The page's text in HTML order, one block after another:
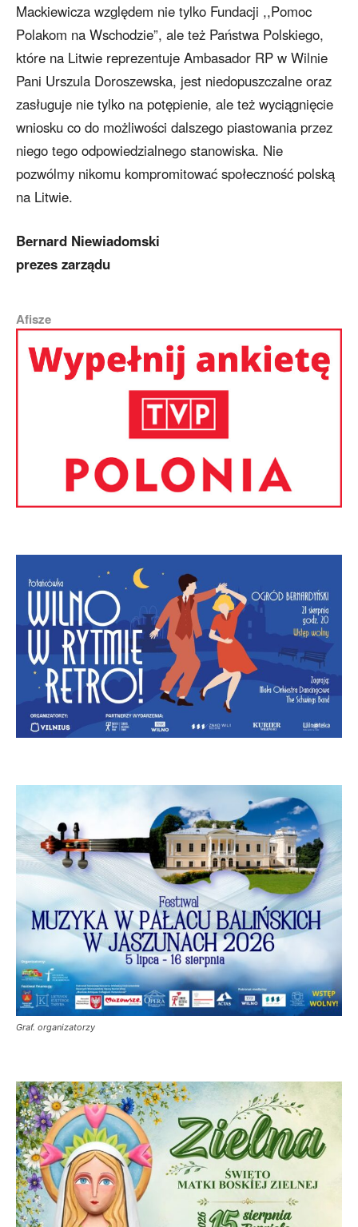
Mackiewicza względem nie tylko Fundacji ,,Pomoc
Polakom na Wschodzie”, ale też Państwa Polskiego,
które na Litwie reprezentuje Ambasador RP w Wilnie
Pani Urszula Doroszewska, jest niedopuszczalne oraz
zasługuje nie tylko na potępienie, ale też wyciągnięcie
wniosku co do możliwości dalszego piastowania przez
niego tego odpowiedzialnego stanowiska. Nie
pozwólmy nikomu kompromitować społeczność polską
na Litwie.
Bernard Niewiadomski
prezes zarządu
Afisze
Graf. organizatorzy